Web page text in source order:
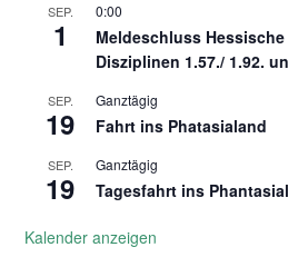
SEP.
1
0:00
Meldeschluss
Disziplinen 1.57./ 1.92.
SEP.
19
Ganztägig
Fahrt ins Phatasialand
SEP.
19
Ganztägig
Tagesfahrt ins
Kalender anzeigen